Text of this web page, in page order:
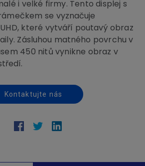
i velké firmy. Tento displej s
se vyznačuje
které vytváří poutavý obraz
Zásluhou matného povrchu v
450 nitů vynikne obraz v
Kontaktujte nás